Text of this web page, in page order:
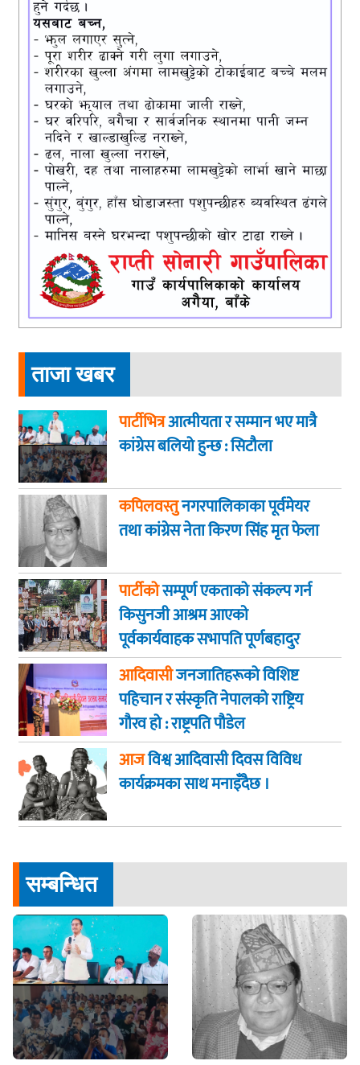
ताजा खबर
पार्टीभित्रआत्मीयता र सम्मान भए मात्रै
कांग्रेस बलियो हुन्छ : सिटौला
कपिलवस्तुनगरपालिकाका पूर्वमेयर
तथा कांग्रेस नेता किरण सिंह मृत फेला
पार्टीकोसम्पूर्ण एकताको संकल्प गर्न
किसुनजी आश्रम आएकाे
पूर्वकार्यवाहक सभापति पूर्णबहादुर
खड्का
आदिवासीजनजातिहरूको विशिष्ट
पहिचान र संस्कृति नेपालको राष्ट्रिय
गौरव हो : राष्ट्रपति पौडेल
आजविश्व आदिवासी दिवस विविध
कार्यक्रमका साथ मनाइँदैछ ।
सम्बन्धित